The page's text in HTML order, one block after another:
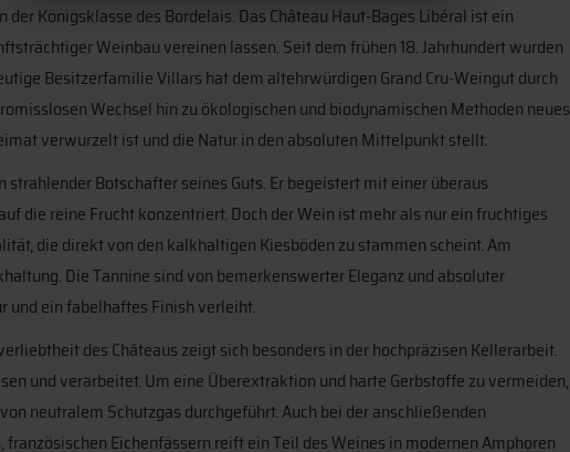
Königsklasse des Bordelais. Das Château Haut-Bages Libéral ist ein
Weinbau vereinen lassen. Seit dem frühen 18. Jahrhundert wurden
Besitzerfamilie Villars hat dem altehrwürdigen Grand Cru-Weingut durch
Wechsel hin zu ökologischen und biodynamischen Methoden neues
verwurzelt ist und die Natur in den absoluten Mittelpunkt stellt.
strahlender Botschafter seines Guts. Er begeistert mit einer überaus
die reine Frucht konzentriert. Doch der Wein ist mehr als nur ein fruchtiges
die direkt von den kalkhaltigen Kiesböden zu stammen scheint. Am
Die Tannine sind von bemerkenswerter Eleganz und absoluter
und ein fabelhaftes Finish verleiht.
des Châteaus zeigt sich besonders in der hochpräzisen Kellerarbeit.
und verarbeitet. Um eine Überextraktion und harte Gerbstoffe zu vermeiden,
neutralem Schutzgas durchgeführt. Auch bei der anschließenden
Eichenfässern reift ein Teil des Weines in modernen Amphoren